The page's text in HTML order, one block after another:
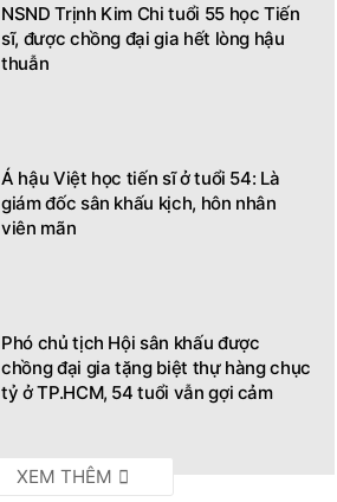
NSND Trịnh Kim Chi tuổi 55 học Tiến
sĩ, được chồng đại gia hết lòng hậu
thuẫn
Á hậu Việt học tiến sĩ ở tuổi 54: Là
giám đốc sân khấu kịch, hôn nhân
viên mãn
Phó chủ tịch Hội sân khấu được
chồng đại gia tặng biệt thự hàng chục
tỷ ở TP.HCM, 54 tuổi vẫn gợi cảm